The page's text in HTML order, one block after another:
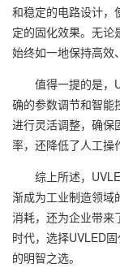
和稳定的电路设计，
定的固化效果。无论
始终如一地保持高效
值得一提的是，
确的参数调节和智能
进行灵活调整，确保
率，还降低了人工操
综上所述，
渐成为工业制造领域
消耗，还为企业带来
时代，选择UVLED
的明智之选。